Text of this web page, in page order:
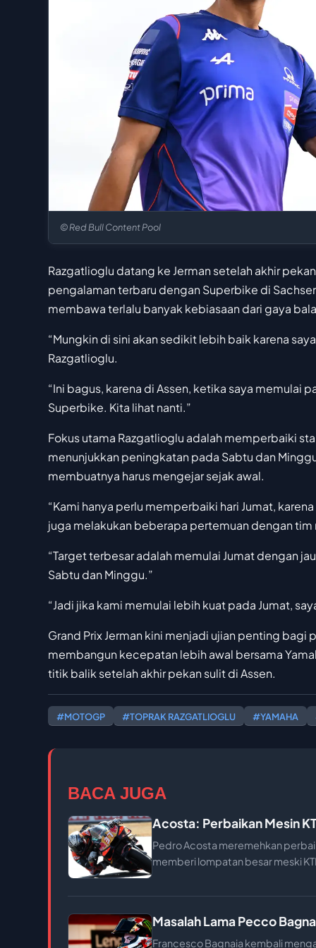
© Red Bull Content Pool
Razgatlioglu datang ke Jerman setelah akhir
pengalaman terbaru dengan Superbike di
membawa terlalu banyak kebiasaan dari gaya
“Mungkin di sini akan sedikit lebih baik karena
Razgatlioglu.
“Ini bagus, karena di Assen, ketika saya memulai
Superbike. Kita lihat nanti.”
Fokus utama Razgatlioglu adalah memperbaiki
menunjukkan peningkatan pada Sabtu dan
membuatnya harus mengejar sejak awal.
“Kami hanya perlu memperbaiki hari Jumat,
juga melakukan beberapa pertemuan dengan tim
“Target terbesar adalah memulai Jumat dengan
Sabtu dan Minggu.”
“Jadi jika kami memulai lebih kuat pada Jumat,
Grand Prix Jerman kini menjadi ujian penting
membangun kecepatan lebih awal bersama
titik balik setelah akhir pekan sulit di Assen.
#MOTOGP #TOPRAK RAZGATLIOGLU #YAMAHA
BACA JUGA
Acosta: Perbaikan Mesin
Pedro Acosta meremehkan
memberi lompatan besar meski
Masalah Lama Pecco
Francesco Bagnaia kembali